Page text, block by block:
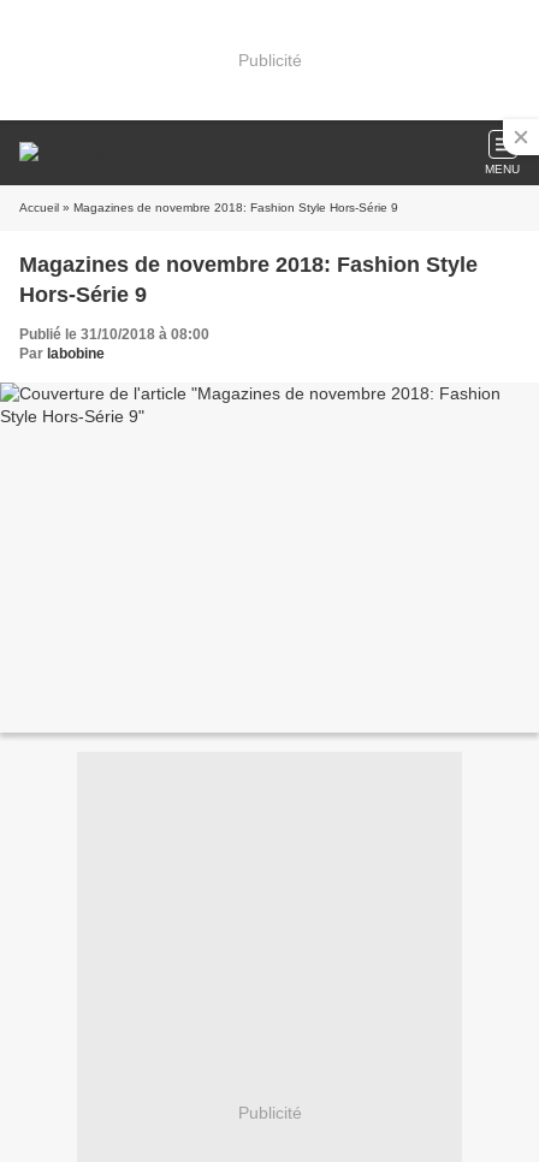
Publicité
MENU
Accueil » Magazines de novembre 2018: Fashion Style Hors-Série 9
Magazines de novembre 2018: Fashion Style
Hors-Série 9
Publié le 31/10/2018 à 08:00
Par labobine
Publicité